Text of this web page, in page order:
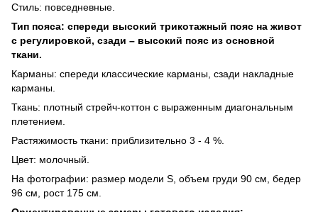
Стиль: повседневные.
Тип пояса: спереди высокий трикотажный пояс на живот
с регулировкой, сзади – высокий пояс из основной
ткани.
Карманы: спереди классические карманы, сзади накладные
карманы.
Ткань: плотный стрейч-коттон с выраженным диагональным
плетением.
Растяжимость ткани: приблизительно 3 - 4 %.
Цвет: молочный.
На фотографии: размер модели S, объем груди 90 см, бедер
96 см, рост 175 см.